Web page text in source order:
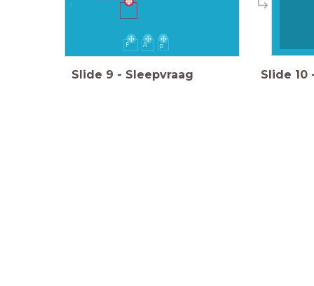
:
F p
A
Slide 9 - Sleepvraag Slide 10